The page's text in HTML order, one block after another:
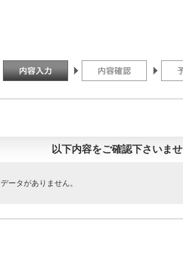
以下内容をご確認下さいませ
データがありません。